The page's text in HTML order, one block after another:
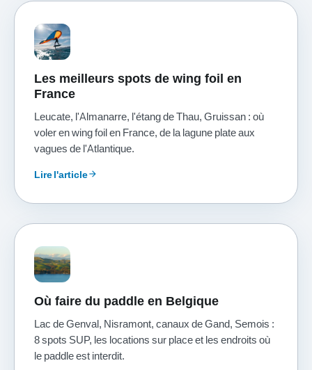
Les meilleurs spots de wing foil en
France
Leucate, l'Almanarre, l'étang de Thau, Gruissan : où
voler en wing foil en France, de la lagune plate aux
vagues de l'Atlantique.
Lire l'articlearrow_forward
Où faire du paddle en Belgique
Lac de Genval, Nisramont, canaux de Gand, Semois :
8 spots SUP, les locations sur place et les endroits où
le paddle est interdit.